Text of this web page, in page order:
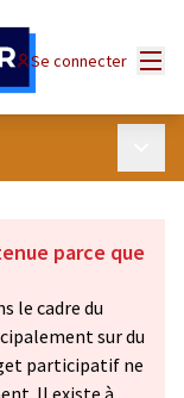
Se connecter
parce que
le cadre du
sur du
participatif ne
Il existe à